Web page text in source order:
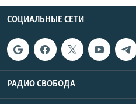
СОЦИАЛЬНЫЕ СЕТИ
РАДИО СВОБОДА